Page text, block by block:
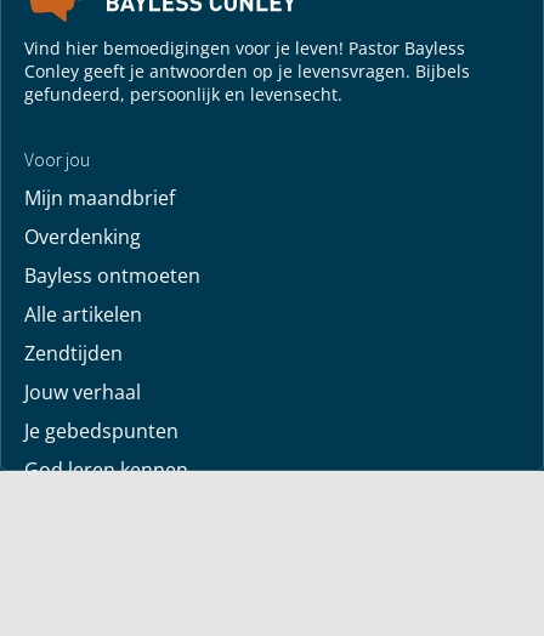
Vind hier bemoedigingen voor je leven! Pastor Bayless
Conley geeft je antwoorden op je levensvragen. Bijbels
gefundeerd, persoonlijk en levensecht.
Voor jou
Mijn maandbrief
Overdenking
Bayless ontmoeten
Alle artikelen
Zendtijden
Jouw verhaal
Je gebedspunten
God leren kennen